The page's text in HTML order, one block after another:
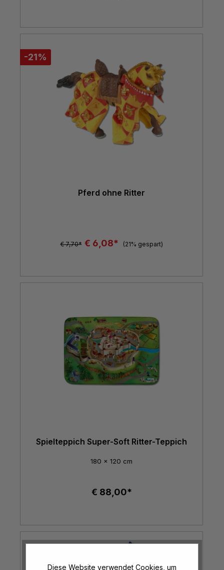
-21%
Pferd ohne Ritter
€ 7,70* € 6,08* (21% gespart)
Spielteppich Super-Soft Ritter-Teppich
180 x 120 cm
€ 88,00*
Diese Website verwendet Cookies, um